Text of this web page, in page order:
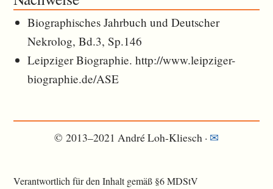
Biographisches Jahrbuch und Deutscher
Nekrolog, Bd.3, Sp.146
Leipziger Biographie. http://www.leipziger-
biographie.de/ASE
© 2013–2021 André Loh-Kliesch · ✉︎
Verantwortlich für den Inhalt gemäß §6 MDStV